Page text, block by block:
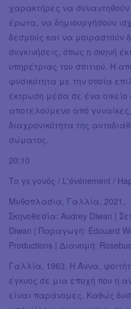
χαρακτήρες να
έρωτα, να δημιουργήσουν
δεσμούς και να μοιραστούν
συγκινήσεις, όπως η σκηνή
υπηρέτριας του σπιτιού. Η
φυσικότητα με την οποία
έκτρωση μέσα σε ένα οικείο
αποτελούμενο από
διαχρονικότητα της
σώματος.
20:10
Το γεγονός / L'événement /
Μυθοπλασία, Γαλλία, 2021,
Σκηνοθεσία: Audrey Diwan |
Diwan | Παραγωγή: Édouard
Productions | Διανομή:
Γαλλία, 1963. Η Άννα,
έγκυος σε μια εποχή που η
είναι παράνομες. Καθώς